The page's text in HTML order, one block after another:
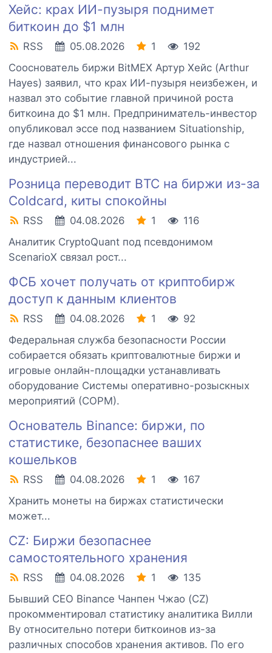
Хейс: крах ИИ-пузыря поднимет
биткоин до $1 млн
RSS 05.08.2026 1
192
Сооснователь биржи BitMEX Артур Хейс (Arthur
Hayes) заявил, что крах ИИ-пузыря неизбежен, и
назвал это событие главной причиной роста
биткоина до $1 млн. Предприниматель-инвестор
опубликовал эссе под названием Situationship,
где назвал отношения финансового рынка с
индустрией...
Розница переводит BTC на биржи из-за
Coldcard, киты спокойны
RSS 04.08.2026 1
116
Аналитик CryptoQuant под псевдонимом
ScenarioX связал рост...
ФСБ хочет получать от криптобирж
доступ к данным клиентов
RSS 04.08.2026 1
92
Федеральная служба безопасности России
собирается обязать криптовалютные биржи и
игровые онлайн-площадки устанавливать
оборудование Системы оперативно-розыскных
мероприятий (СОРМ).
Основатель Binance: биржи, по
статистике, безопаснее ваших
кошельков
RSS 04.08.2026 1
167
Хранить монеты на биржах статистически
может...
CZ: Биржи безопаснее
самостоятельного хранения
RSS 04.08.2026 1
135
Бывший CEO Binance Чанпен Чжао (CZ)
прокомментировал статистику аналитика Вилли
Ву относительно потери биткоинов из-за
различных способов хранения активов. По его